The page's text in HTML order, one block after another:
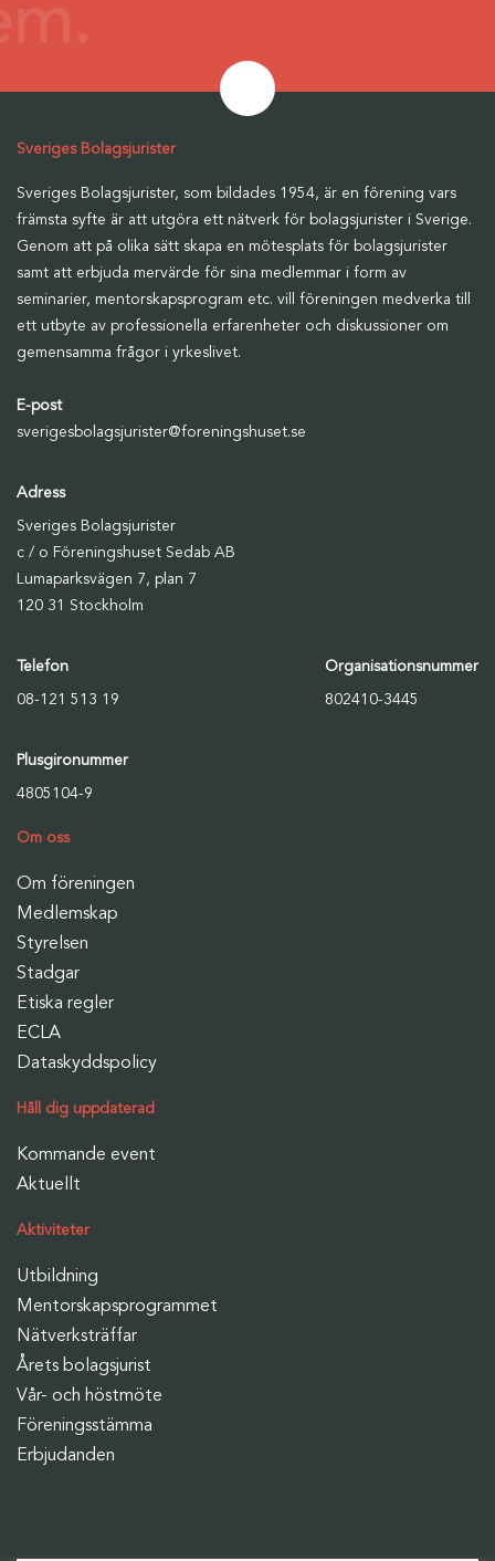
Sveriges Bolagsjurister
Sveriges Bolagsjurister, som bildades 1954, är en förening vars
främsta syfte är att utgöra ett nätverk för bolagsjurister i Sverige.
Genom att på olika sätt skapa en mötesplats för bolagsjurister
samt att erbjuda mervärde för sina medlemmar i form av
seminarier, mentorskapsprogram etc. vill föreningen medverka till
ett utbyte av professionella erfarenheter och diskussioner om
gemensamma frågor i yrkeslivet.
E-post
sverigesbolagsjurister@foreningshuset.se
Adress
Sveriges Bolagsjurister
c / o Föreningshuset Sedab AB
Lumaparksvägen 7, plan 7
120 31 Stockholm
Telefon
08-121 513 19
Organisationsnummer
802410-3445
Plusgironummer
4805104-9
Om oss
Om föreningen
Medlemskap
Styrelsen
Stadgar
Etiska regler
ECLA
Dataskyddspolicy
Håll dig uppdaterad
Kommande event
Aktuellt
Aktiviteter
Utbildning
Mentorskapsprogrammet
Nätverksträffar
Årets bolagsjurist
Vår- och höstmöte
Föreningsstämma
Erbjudanden